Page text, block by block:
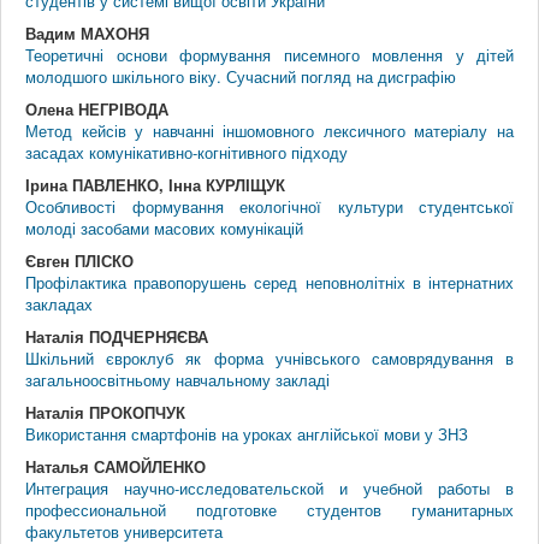
Вадим МАХОНЯ
Теоретичні основи формування писемного мовлення у дітей
молодшого шкільного віку. Сучасний погляд на дисграфію
Олена НЕГРІВОДА
Метод кейсів у навчанні іншомовного лексичного матеріалу на
засадах комунікативно-когнітивного підходу
Ірина ПАВЛЕНКО, Інна КУРЛІЩУК
Особливості формування екологічної культури студентської
молоді засобами масових комунікацій
Євген ПЛІСКО
Профілактика правопорушень серед неповнолітніх в інтернатних
закладах
Наталія ПОДЧЕРНЯЄВА
Шкільний євроклуб як форма учнівського самоврядування в
загальноосвітньому навчальному закладі
Наталія ПРОКОПЧУК
Використання смартфонів на уроках англійської мови у ЗНЗ
Наталья САМОЙЛЕНКО
Интеграция научно-исследовательской и учебной работы в
профессиональной подготовке студентов гуманитарных
факультетов университета